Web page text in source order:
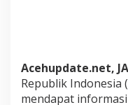
m
b
a
Acehupdate.net,
Republik Indonesia
mendapat